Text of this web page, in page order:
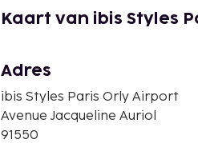
Kaart van ibis Styles
Adres
ibis Styles Paris Orly Airport
Avenue Jacqueline Auriol
91550